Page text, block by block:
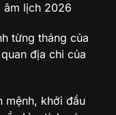
âm lịch 2026
từng tháng của
địa chi của
mệnh, khởi đầu